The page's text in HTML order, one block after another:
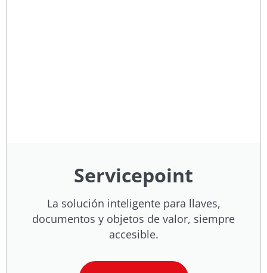
Servicepoint
La solución inteligente para llaves,
documentos y objetos de valor, siempre
accesible.